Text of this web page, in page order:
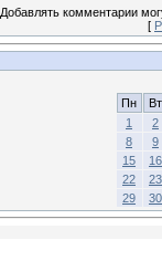
Добавлять комментарии
[
Пн
Вт
1
2
8
9
15
16
22
23
29
30